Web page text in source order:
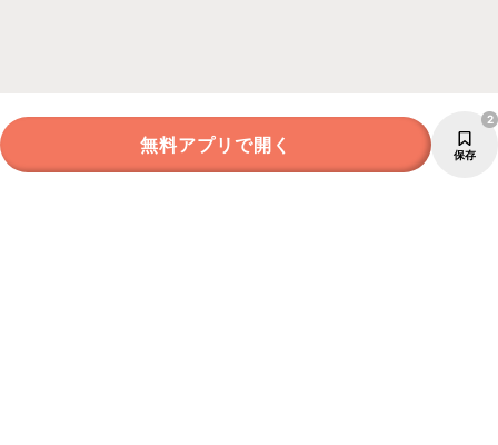
無料アプリで開く 保存
2